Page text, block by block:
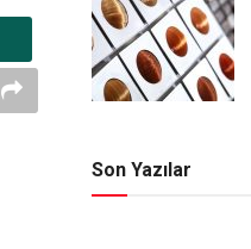
Son Yazılar